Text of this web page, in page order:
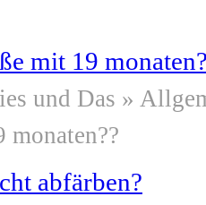
mit 19
und Das »
monaten??
abfärben?